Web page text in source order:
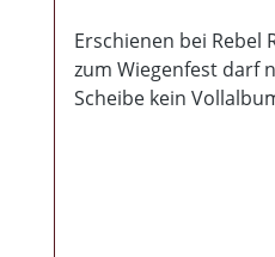
Erschienen bei Rebel
zum Wiegenfest darf
Scheibe kein